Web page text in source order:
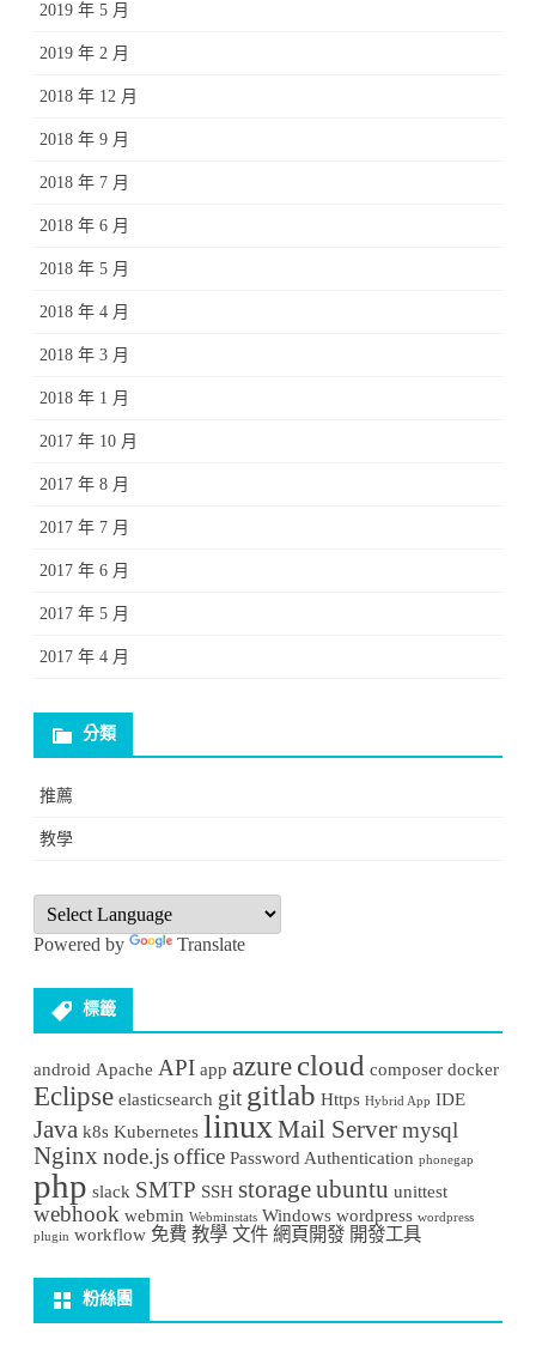
2019 年 5 月
2019 年 2 月
2018 年 12 月
2018 年 9 月
2018 年 7 月
2018 年 6 月
2018 年 5 月
2018 年 4 月
2018 年 3 月
2018 年 1 月
2017 年 10 月
2017 年 8 月
2017 年 7 月
2017 年 6 月
2017 年 5 月
2017 年 4 月
分類
推薦
教學
Powered by Translate
標籤
android Apache API app azurecloud composer docker
Eclipse elasticsearch git gitlab Https Hybrid App IDE
Java k8s Kubernetes linux Mail Servermysql
Nginx node.jsoffice Password Authentication phonegap
php slack SMTP SSH storageubuntu unittest
webhook webmin Webminstats Windows wordpress wordpress
plugin workflow 免費 教學 文件 網頁開發 開發工具
粉絲團